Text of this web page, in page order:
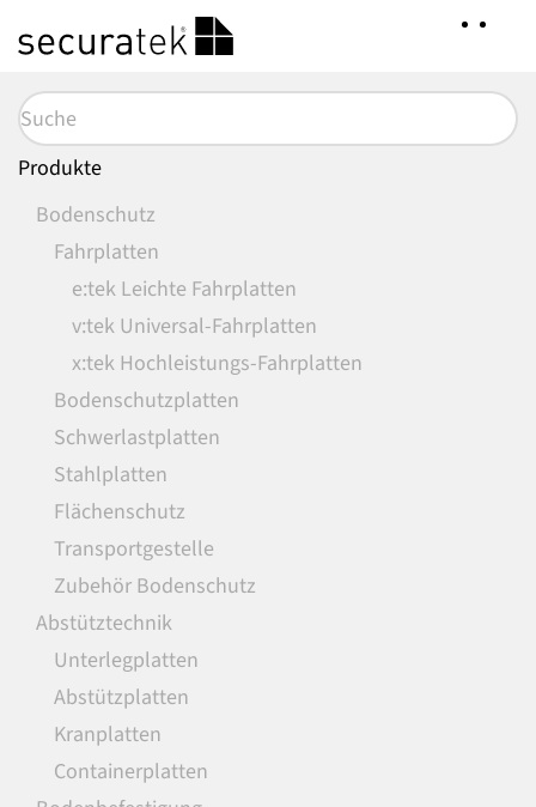
Hauptinhalt
springen
Produkte
Bodenschutz
Fahrplatten
e:tek Leichte Fahrplatten
v:tek Universal-Fahrplatten
x:tek Hochleistungs-Fahrplatten
Bodenschutzplatten
Schwerlastplatten
Stahlplatten
Flächenschutz
Transportgestelle
Zubehör Bodenschutz
Abstütztechnik
Unterlegplatten
Abstützplatten
Kranplatten
Containerplatten